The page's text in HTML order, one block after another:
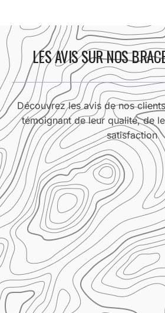
LES AVIS SUR NOS
Découvrez les avis de nos
témoignant de leur qualité, de
satisfaction